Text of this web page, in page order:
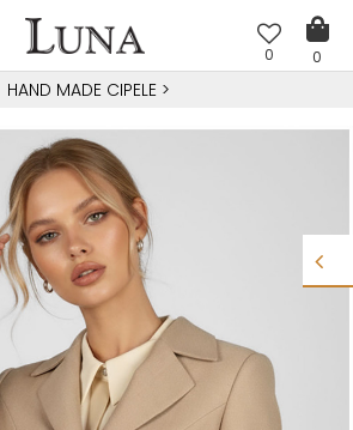
0
0
HAND MADE CIPELE >